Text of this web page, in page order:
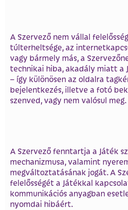
A Szervező nem vállal
túlterheltsége, az
vagy bármely más, a
technikai hiba, akadály miatt a
– így különösen az oldalra
bejelentkezés, illetve a fotó
szenved, vagy nem valósul meg.
A Szervező fenntartja a Játék
mechanizmusa, valamint
megváltoztatásának jogát. A
felelősségét a Játékkal
kommunikációs anyagban
nyomdai hibáért.